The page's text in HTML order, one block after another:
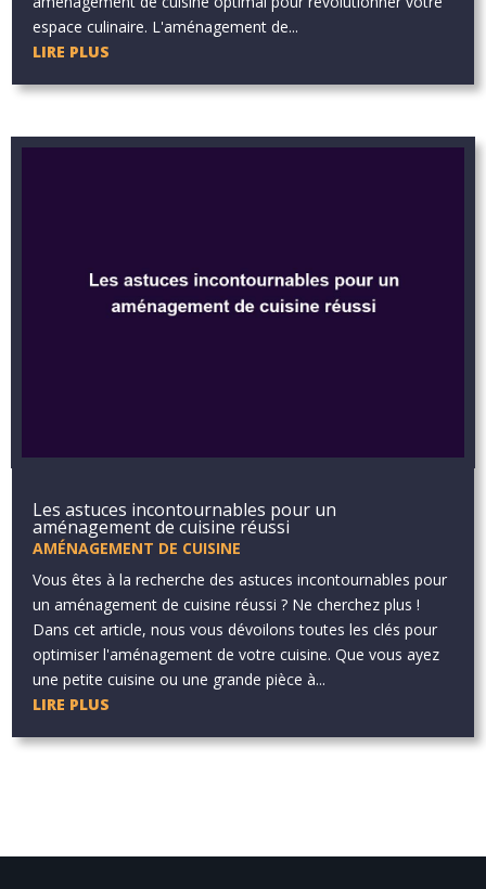
espace culinaire. L'aménagement de...
LIRE PLUS
Les astuces incontournables pour un
aménagement de cuisine réussi
AMÉNAGEMENT DE CUISINE
Vous êtes à la recherche des astuces incontournables pour
un aménagement de cuisine réussi ? Ne cherchez plus !
Dans cet article, nous vous dévoilons toutes les clés pour
optimiser l'aménagement de votre cuisine. Que vous ayez
une petite cuisine ou une grande pièce à...
LIRE PLUS